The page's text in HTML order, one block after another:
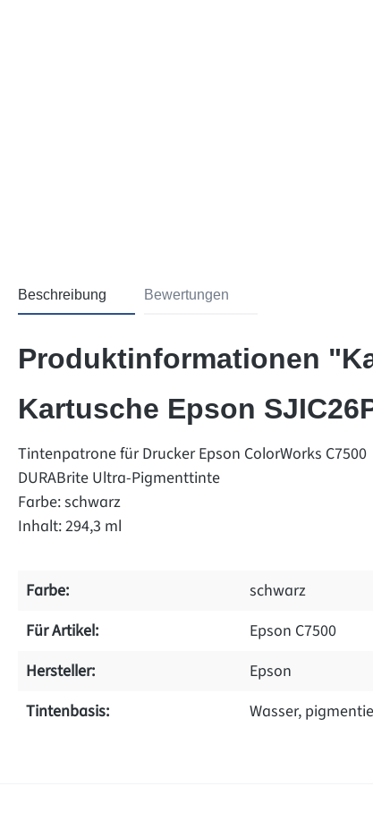
Beschreibung Bewertungen
Produktinformationen
Kartusche Epson
Tintenpatrone für Drucker Epson ColorWorks C7500
DURABrite Ultra-Pigmenttinte
Farbe: schwarz
Inhalt: 294,3 ml
Farbe:
schwarz
Für Artikel:
Epson C7500
Hersteller:
Epson
Tintenbasis:
Wasser,